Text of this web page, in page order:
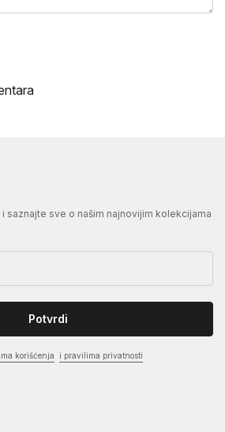
saznajte sve o našim najnovijim kolekcijama
Potvrdi
korišćenja i pravilima privatnosti